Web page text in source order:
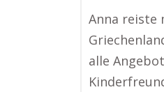
Anna reiste
alle